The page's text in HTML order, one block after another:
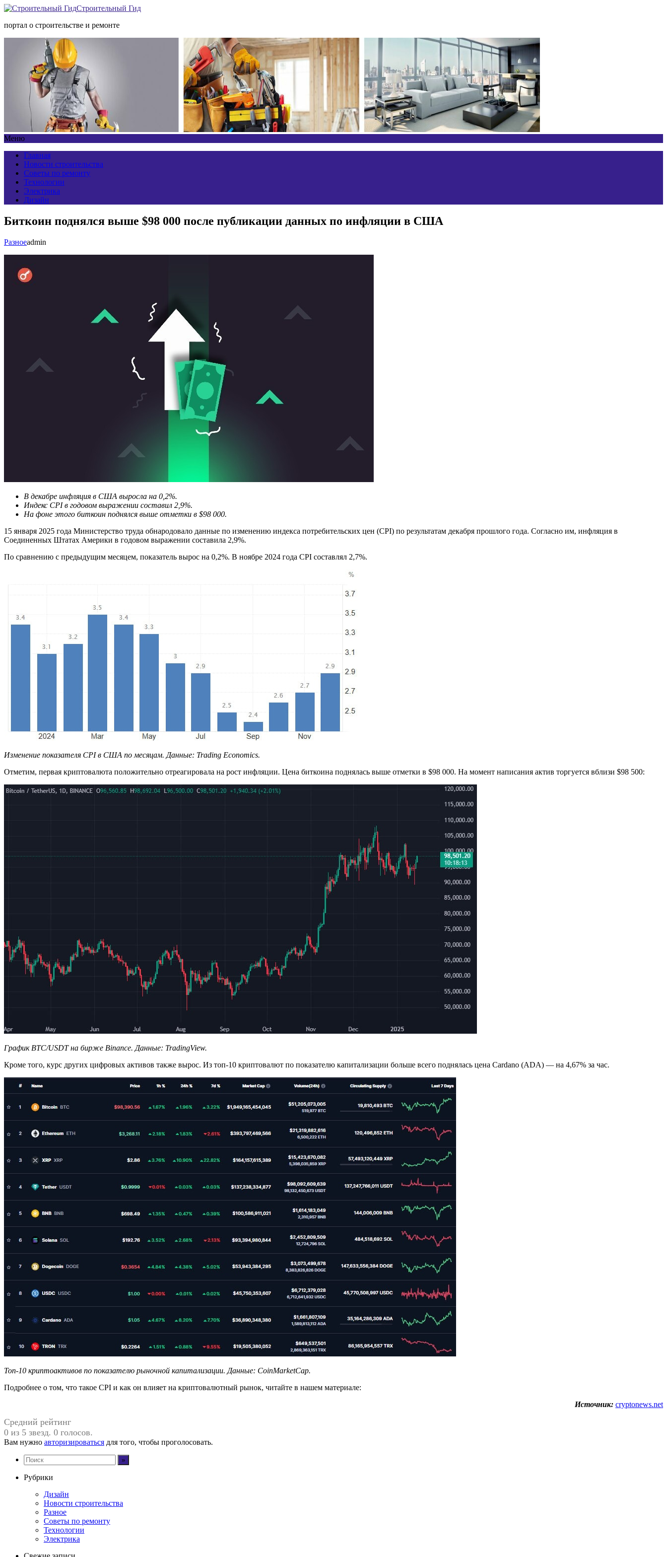
Строительный Гид
портал о строительстве и ремонте
Меню
Главная
Новости строительства
Советы по ремонту
Технологии
Электрика
Дизайн
Биткоин поднялся выше $98 000 после публикации данных по инфляции в США
Разноеadmin
В декабре инфляция в США выросла на 0,2%.
Индекс CPI в годовом выражении составил 2,9%.
На фоне этого биткоин поднялся выше отметки в $98 000.
15 января 2025 года Министерство труда обнародовало данные по изменению индекса потребительских цен (CPI) по результатам декабря прошлого года. Согласно им, инфляция в
Соединенных Штатах Америки в годовом выражении составила 2,9%.
По сравнению с предыдущим месяцем, показатель вырос на 0,2%. В ноябре 2024 года CPI составлял 2,7%.
Изменение показателя CPI в США по месяцам. Данные: Trading Economics.
Отметим, первая криптовалюта положительно отреагировала на рост инфляции. Цена биткоина поднялась выше отметки в $98 000. На момент написания актив торгуется вблизи $98 500:
График BTC/USDT на бирже Binance. Данные: TradingView.
Кроме того, курс других цифровых активов также вырос. Из топ-10 криптовалют по показателю капитализации больше всего поднялась цена Cardano (ADA) — на 4,67% за час.
Топ-10 криптоактивов по показателю рыночной капитализации. Данные: CoinMarketCap.
Подробнее о том, что такое CPI и как он влияет на криптовалютный рынок, читайте в нашем материале:
Источник: cryptonews.net
Средний рейтинг
0 из 5 звезд. 0 голосов.
Вам нужно авторизироваться для того, чтобы проголосовать.
Рубрики
Дизайн
Новости строительства
Разное
Советы по ремонту
Технологии
Электрика